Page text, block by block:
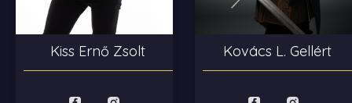
Kiss Ernő Zsolt Kovács L. Gellért